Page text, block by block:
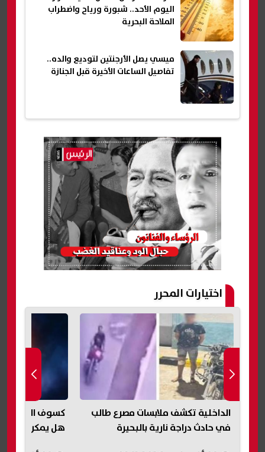
اليوم الأحد.. شبورة ورياح واضطراب
الملاحة البحرية
ميسي يصل الأرجنتين لتوديع والده..
تفاصيل الساعات الأخيرة قبل الجنازة
اختيارات المحرر
الداخلية تكشف ملابسات مصرع طالب
في حادث دراجة نارية بالبحيرة
هل يمكن